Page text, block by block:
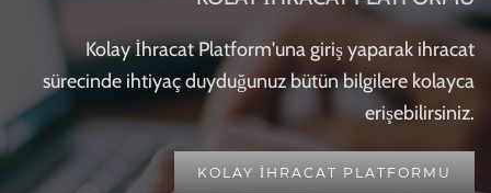
Kolay İhracat Platform'una giriş yaparak ihracat
sürecinde ihtiyaç duyduğunuz bütün bilgilere kolayca
erişebilirsiniz.
KOLAY İHRACAT PLATFORMU